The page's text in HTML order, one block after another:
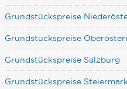
Grundstückspreise
Grundstückspreise
Grundstückspreise Salzburg
Grundstückspreise